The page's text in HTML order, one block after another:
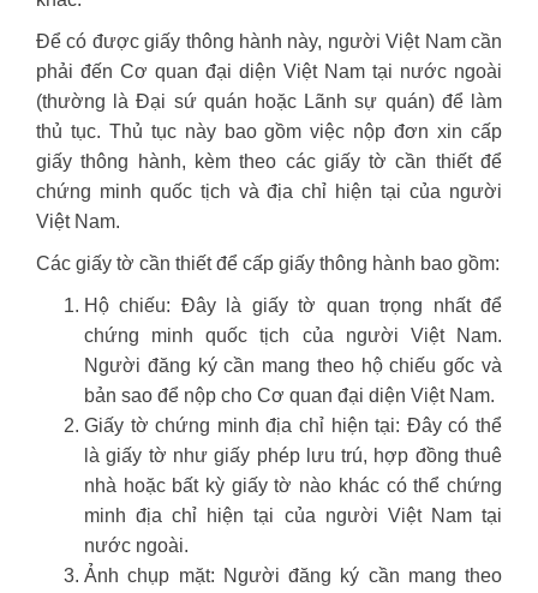
Để có được giấy thông hành này, người Việt Nam cần
phải đến Cơ quan đại diện Việt Nam tại nước ngoài
(thường là Đại sứ quán hoặc Lãnh sự quán) để làm
thủ tục. Thủ tục này bao gồm việc nộp đơn xin cấp
giấy thông hành, kèm theo các giấy tờ cần thiết để
chứng minh quốc tịch và địa chỉ hiện tại của người
Việt Nam.
Các giấy tờ cần thiết để cấp giấy thông hành bao gồm:
Hộ chiếu: Đây là giấy tờ quan trọng nhất để
chứng minh quốc tịch của người Việt Nam.
Người đăng ký cần mang theo hộ chiếu gốc và
bản sao để nộp cho Cơ quan đại diện Việt Nam.
Giấy tờ chứng minh địa chỉ hiện tại: Đây có thể
là giấy tờ như giấy phép lưu trú, hợp đồng thuê
nhà hoặc bất kỳ giấy tờ nào khác có thể chứng
minh địa chỉ hiện tại của người Việt Nam tại
nước ngoài.
Ảnh chụp mặt: Người đăng ký cần mang theo